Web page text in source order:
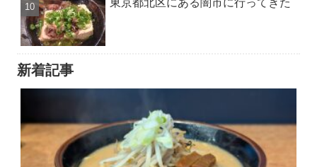
東京都北区にある闇市に行ってきた
新着記事